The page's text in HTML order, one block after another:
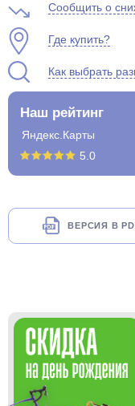
Сообщить о
Где купить?
Как выбрать
Наш рейтинг
Яндекс.Карты
5.0
ВЕРСИЯ В